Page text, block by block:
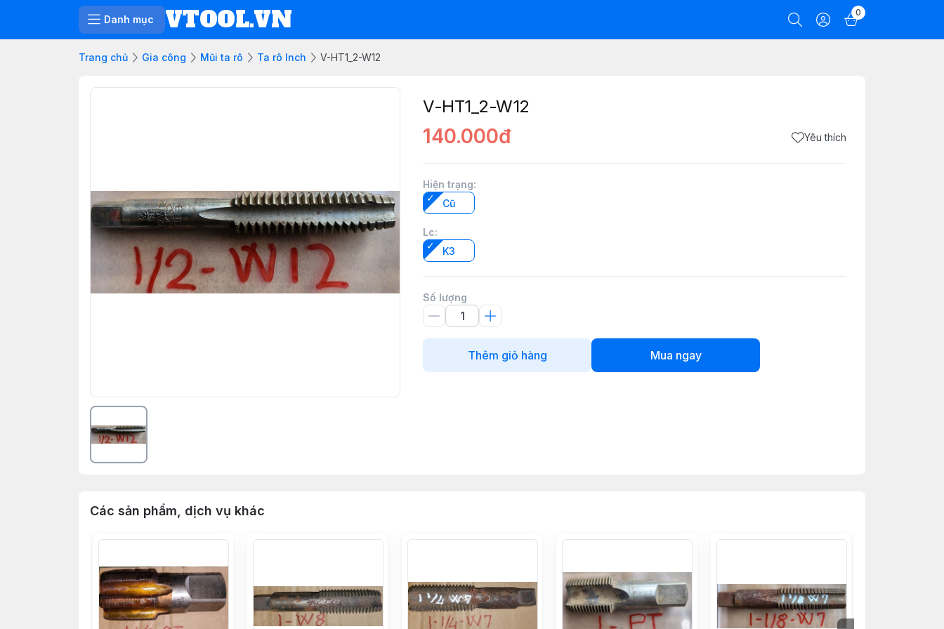
Danh mục VTOOL.VN 0
Trang chủ Gia công Mũi ta rô Ta rô Inch V-HT1_2-W12
V-HT1_2-W12
140.000đ Yêu thích
Hiện trạng:
Cũ
Lc:
K3
Số lượng
Thêm giỏ hàng Mua ngay
Các sản phẩm, dịch vụ khác